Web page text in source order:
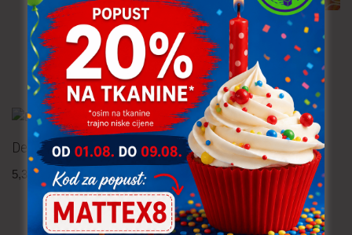
Dekor tkanina – cvijeće
6,20€ uključ. PDV po metru
Dekor tkanina – cvijeće
5,30€ uključ. PDV po metru
Dekor tkanina – cvijeće
5,80 € uključ. PDV po metru